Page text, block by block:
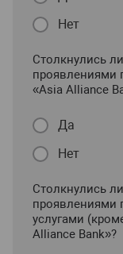
Нет
Столкнулись
проявлениями
«Asia Alliance
Да
Нет
Столкнулись
проявлениями
услугами
Alliance Bank»?